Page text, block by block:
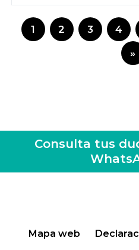
1 2 3 4
»
Consulta tus
Mapa web